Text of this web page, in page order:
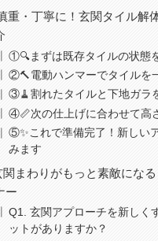
重・丁寧に！玄関タイル解
①🔍まずは既存タイルの状態
②🔨電動ハンマーでタイルを
③🧹割れたタイルと下地ガラ
④📏次の仕上げに合わせて高
⑤✨これで準備完了！新しい
みます
関まわりがもっと素敵にな
ー
Q1. 玄関アプローチを新しく
ットがありますか？